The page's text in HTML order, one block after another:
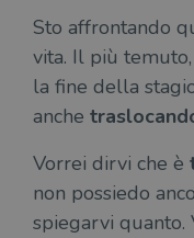
Sto affrontando
vita. Il più
la fine della
anche
Vorrei dirvi che è
non possiedo
spiegarvi quanto.